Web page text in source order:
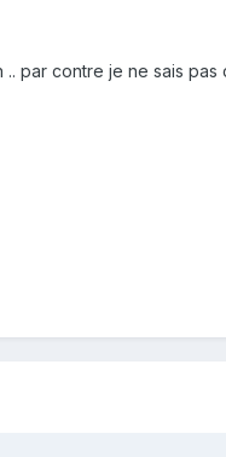
.. par contre je ne sais